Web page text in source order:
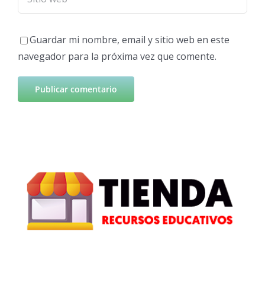
Guardar mi nombre, email y sitio web en este
navegador para la próxima vez que comente.